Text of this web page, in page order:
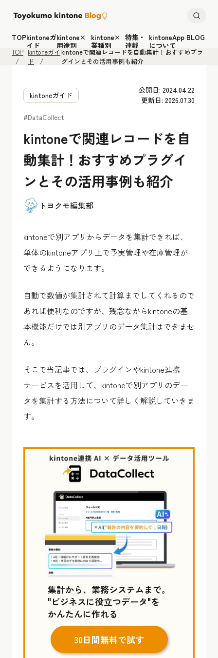
TOPkintoneガ
イド
kintone×
用途別
kintone×
業種別
特集・
連載
kintoneApp BLOG
について
TOP kintoneガイ
ド
kintoneで関連レコードを自動集計！おすすめプラ
グインとその活用事例も紹介
kintoneガイド
公開日: 2024.04.22
更新日: 2026.07.30
#DataCollect
kintoneで関連レコードを自
動集計！おすすめプラグイ
ンとその活用事例も紹介
トヨクモ編集部
kintoneで別アプリからデータを集計できれば、
単体のkintoneアプリ上で予実管理や在庫管理が
できるようになります。
自動で数値が集計されて計算までしてくれるので
あれば便利なのですが、残念ながらkintoneの基
本機能だけでは別アプリのデータ集計はできませ
ん。
そこで当記事では、プラグインやkintone連携
サービスを活用して、kintoneで別アプリのデー
タを集計する方法について詳しく解説していきま
す。
集計から、業務システムまで。
"ビジネスに役立つデータ"を
かんたんに作れる
30日間無料で試す